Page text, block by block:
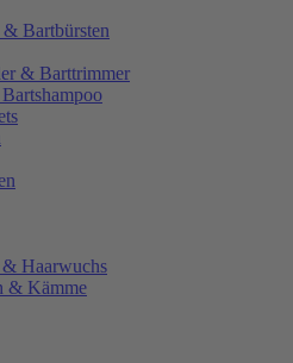
Bartbürsten
& Barttrimmer
Haarwuchs
& Kämme